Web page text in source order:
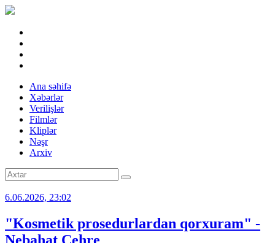
Ana səhifə
Xəbərlər
Verilişlər
Filmlər
Kliplər
Nəşr
Arxiv
6.06.2026, 23:02
"Kosmetik prosedurlardan qorxuram" -